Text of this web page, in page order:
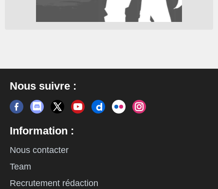
Nous suivre :
Information :
Nous contacter
Team
Recrutement rédaction